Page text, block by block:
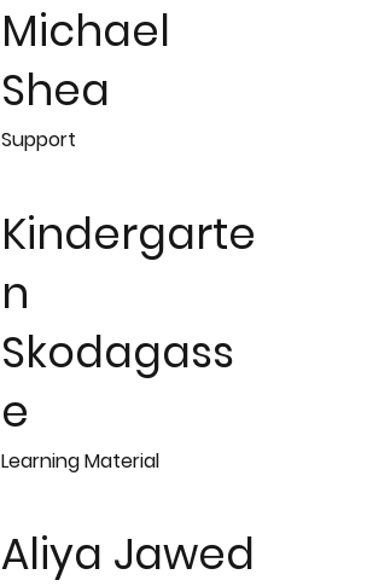
Michael
Shea
Support
Kindergarte
n
Skodagass
e
Learning Material
Aliya Jawed